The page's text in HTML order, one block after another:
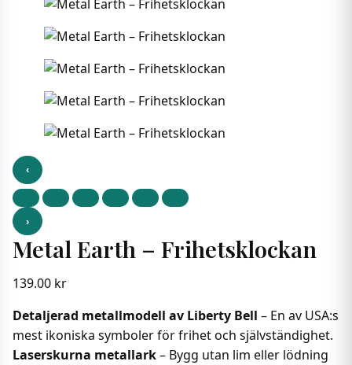
‹
›
Metal Earth – Frihetsklockan
139.00 kr
Detaljerad metallmodell av Liberty Bell – En av USA:s
mest ikoniska symboler för frihet och självständighet.
Laserskurna metallark– Bygg utan lim eller lödning